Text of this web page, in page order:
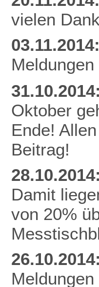
vielen
03.11.2014:
31.10.2014:
Oktober
Ende!
Beitrag!
28.10.2014:
Damit
von 20%
26.10.2014: